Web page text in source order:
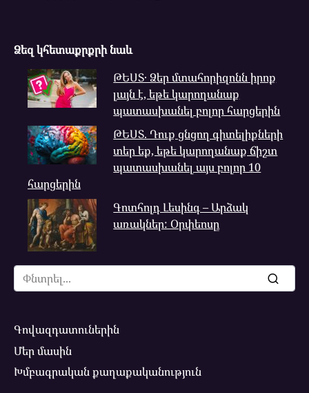
Ձեզ կհետաքրքրի նաև
ԹԵՍՏ․ Ձեր մտահորիզոնն իրոք
լայն է, եթե կարողանաք
պատասխանել բոլոր հարցերին
ԹԵՍՏ. Դուք ցնցող գիտելիքների
տեր եք, եթե կարողանաք ճիշտ
պատասխանել այս բոլոր 10
հարցերին
Գոտհոլդ Լեսինգ – Արձակ
առակներ: Օրփեոսը
Search
for:
Գովազդատուներին
Մեր մասին
Խմբագրական քաղաքականություն